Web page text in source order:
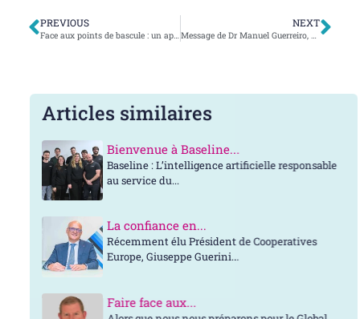
PREVIOUS NEXT
Articles similaires
Bienvenue à Baseline...
Baseline : L’intelligence artificielle responsable
au service du...
La confiance en...
Récemment élu Président de Cooperatives
Europe, Giuseppe Guerini...
Faire face aux...